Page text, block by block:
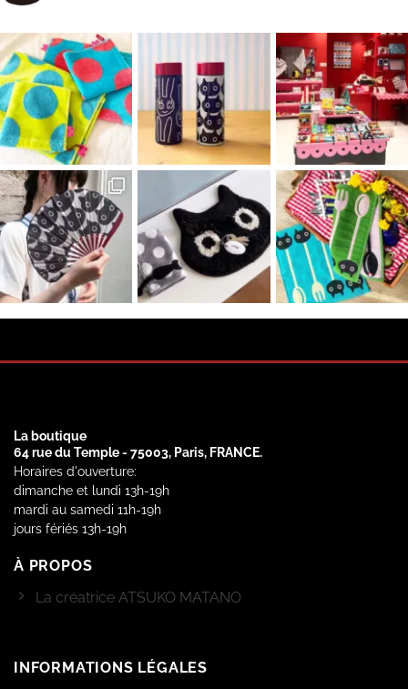
La boutique
64 rue du Temple - 75003, Paris, FRANCE.
Horaires d'ouverture:
dimanche et lundi 13h-19h
mardi au samedi 11h-19h
jours fériés 13h-19h
À PROPOS
La créatrice ATSUKO MATANO
INFORMATIONS LÉGALES